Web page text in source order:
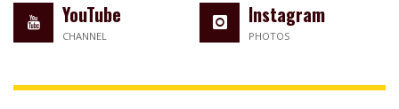
YouTube
CHANNEL
Instagram
PHOTOS